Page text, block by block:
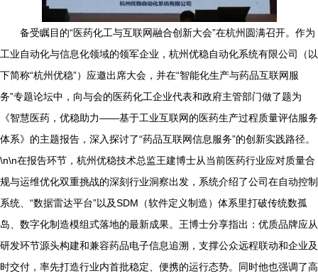
备受瞩目的“医药化工与互联网融合创新大会”在杭州圆满召开。作为
工业自动化与信息化领域的领军企业，杭州优稳自动化系统有限公司（以
下简称“杭州优稳”）应邀出席大会，并在“智能化生产与药品互联网服
务”专题论坛中，向与会的医药化工企业代表和政府主管部门做了题为
《智慧医药，优稳助力——基于工业互联网的医药生产过程质量评估服务
体系》的主题报告，深入探讨了“药品互联网信息服务”的创新实践路径。
\n\n在报告环节，杭州优稳技术总监王建博士从当前医药行业应对质量合
规与运维优化双重挑战的深刻行业洞察出发，系统介绍了公司在自动控制
系统、“数据雷达平台”以及SDM（软件定义制造）体系里打破传统数孤
岛、数字化制造模组式落地的最新成果。王博士分享指出：优质品牌应从
研发环节源头构建和兼容药品电子信息追溯，支撑公众远程联动和企业及
时交付，率先打造行业内首批稳定、便携的运行态势。同时他也强调了高